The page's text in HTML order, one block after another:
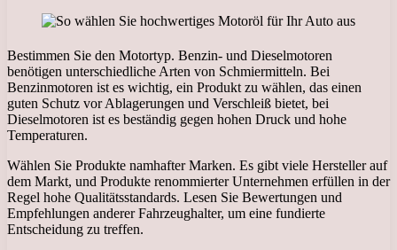
Bestimmen Sie den Motortyp. Benzin- und Dieselmotoren
benötigen unterschiedliche Arten von Schmiermitteln. Bei
Benzinmotoren ist es wichtig, ein Produkt zu wählen, das einen
guten Schutz vor Ablagerungen und Verschleiß bietet, bei
Dieselmotoren ist es beständig gegen hohen Druck und hohe
Temperaturen.
Wählen Sie Produkte namhafter Marken. Es gibt viele Hersteller auf
dem Markt, und Produkte renommierter Unternehmen erfüllen in der
Regel hohe Qualitätsstandards. Lesen Sie Bewertungen und
Empfehlungen anderer Fahrzeughalter, um eine fundierte
Entscheidung zu treffen.